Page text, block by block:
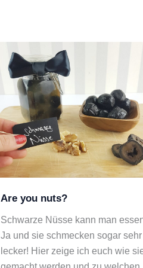
Are you nuts?
Schwarze Nüsse kann man
Ja und sie schmecken sogar sehr
lecker! Hier zeige ich euch wie